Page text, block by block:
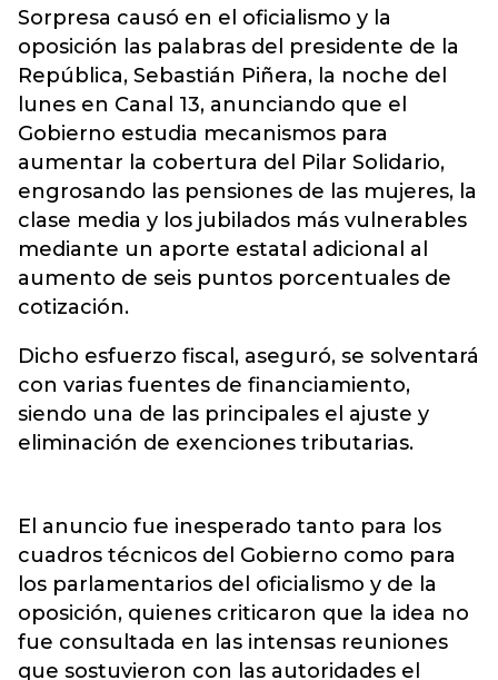
Sorpresa causó en el oficialismo y la
oposición las palabras del presidente de la
República, Sebastián Piñera, la noche del
lunes en Canal 13, anunciando que el
Gobierno estudia mecanismos para
aumentar la cobertura del Pilar Solidario,
engrosando las pensiones de las mujeres, la
clase media y los jubilados más vulnerables
mediante un aporte estatal adicional al
aumento de seis puntos porcentuales de
cotización.
Dicho esfuerzo fiscal, aseguró, se solventará
con varias fuentes de financiamiento,
siendo una de las principales el ajuste y
eliminación de exenciones tributarias.
El anuncio fue inesperado tanto para los
cuadros técnicos del Gobierno como para
los parlamentarios del oficialismo y de la
oposición, quienes criticaron que la idea no
fue consultada en las intensas reuniones
que sostuvieron con las autoridades el